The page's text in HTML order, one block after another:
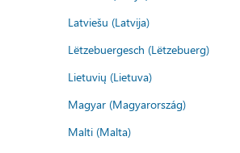
Latviešu (Latvija)
Lëtzebuergesch (Lëtzebuerg)
Lietuvių (Lietuva)
Magyar (Magyarország)
Malti (Malta)